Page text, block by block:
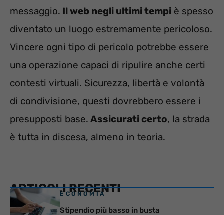
messaggio. Il web negli ultimi tempi è spesso
diventato un luogo estremamente pericoloso.
Vincere ogni tipo di pericolo potrebbe essere
una operazione capaci di ripulire anche certi
contesti virtuali. Sicurezza, libertà e volontà
di condivisione, questi dovrebbero essere i
presupposti base. Assicurati certo, la strada
è tutta in discesa, almeno in teoria.
ARTICOLI RECENTI
ECONOMIA
Stipendio più basso in busta